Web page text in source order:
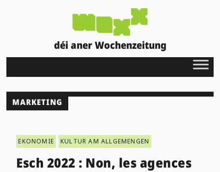
déi aner Wochenzeitung
MARKETING
EKONOMIE KULTUR AM ALLGEMENGEN
Esch 2022 : Non, les agences